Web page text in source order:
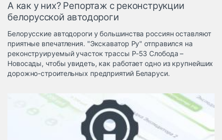
Таможня и ВЭД
грузовые
терминалы
Коммерческий
транспорт
Автосервис,
запчасти, шины
Топливо, масла и
А как у них? Репортаж с реконструкции
белорусской автодороги
Белорусские автодороги у большинства россиян оставляют
приятные впечатления. "Экскаватор Ру" отправился на
реконструируемый участок трассы Р-53 Слобода –
Новосады, чтобы увидеть, как работает одно из крупнейших
дорожно-строительных предприятий Беларуси.